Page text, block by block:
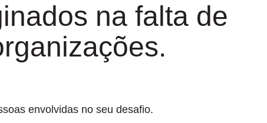
na falta de
envolvidas no seu desafio.